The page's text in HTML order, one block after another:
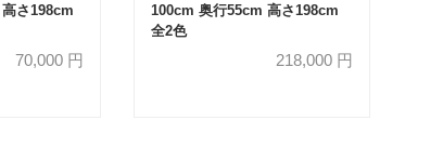
さ198cm
70,000 円
100cm 奥行55cm 高さ198cm
全2色
218,000 円